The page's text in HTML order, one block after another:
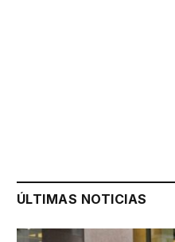
ÚLTIMAS NOTICIAS